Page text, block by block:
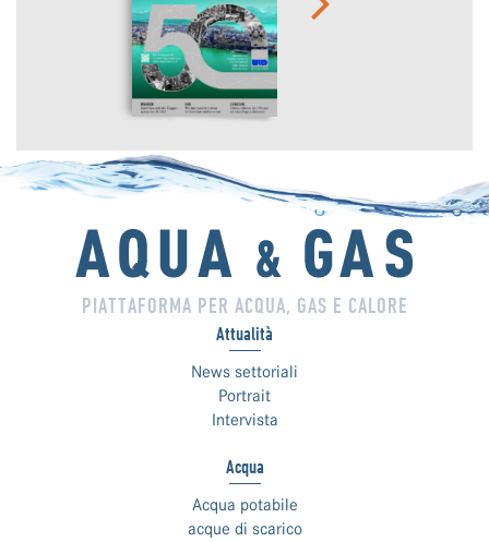
PIATTAFORMA PER ACQUA, GAS E CALORE
Attualità
News settoriali
Portrait
Intervista
Acqua
Acqua potabile
acque di scarico